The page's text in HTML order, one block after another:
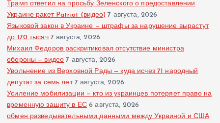
Трамп ответил на просьбу Зеленского о предоставлении
Украине ракет Patriot (видео) 7 августа, 2026
Языковой закон в Украине — штрафы за нарушение вырастут
до 170 тысяч 7 августа, 2026
Михаил Федоров раскритиковал отсутствие министра
обороны — видео 7 августа, 2026
Увольнение из Верховной Рады — куда исчез 71 народный
депутат за семь лет 7 августа, 2026
Усиление мобилизации — кто из украинцев потеряет право на
временную защиту в ЕС 6 августа, 2026
обмен разведывательными данными между Украиной и США